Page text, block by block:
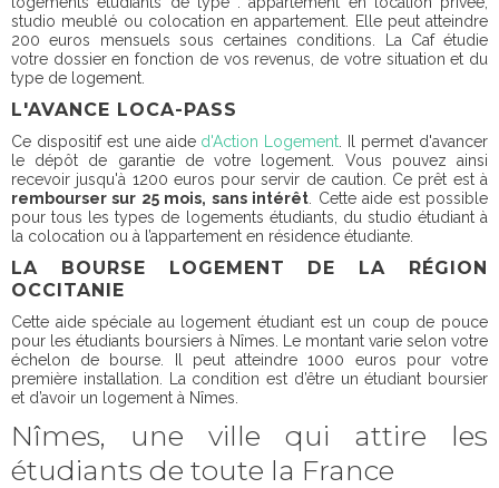
studio meublé ou colocation en appartement. Elle peut atteindre
200 euros mensuels sous certaines conditions. La Caf étudie
votre dossier en fonction de vos revenus, de votre situation et du
type de logement.
L'AVANCE LOCA-PASS
Ce dispositif est une aide d'Action Logement . Il permet d'avancer
le dépôt de garantie de votre logement. Vous pouvez ainsi
recevoir jusqu'à 1200 euros pour servir de caution. Ce prêt est à
rembourser sur 25 mois, sans intérêt . Cette aide est possible
pour tous les types de logements étudiants, du studio étudiant à
la colocation ou à l’appartement en résidence étudiante.
LA BOURSE LOGEMENT DE LA RÉGION
OCCITANIE
Cette aide spéciale au logement étudiant est un coup de pouce
pour les étudiants boursiers à Nîmes. Le montant varie selon votre
échelon de bourse. Il peut atteindre 1000 euros pour votre
première installation. La condition est d’être un étudiant boursier
et d’avoir un logement à Nîmes.
Nîmes, une ville qui attire les
étudiants de toute la France